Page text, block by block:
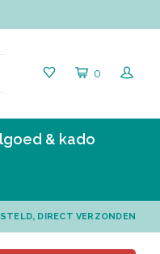
0
& kado
DIRECT VERZONDEN